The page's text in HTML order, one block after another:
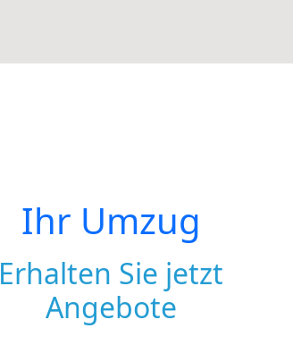
Ihr Umzug
Erhalten Sie jetzt
Angebote